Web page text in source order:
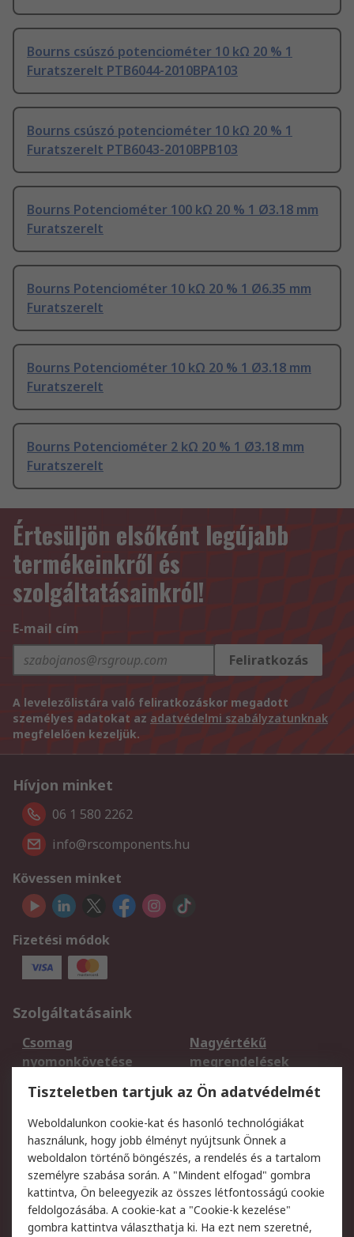
Bourns csúszó potenciométer 10 kΩ 20 % 1
Furatszerelt PTB6044-2010BPA103
Bourns csúszó potenciométer 10 kΩ 20 % 1
Furatszerelt PTB6043-2010BPB103
Bourns Potenciométer 100 kΩ 20 % 1 Ø3.18 mm
Furatszerelt
Bourns Potenciométer 10 kΩ 20 % 1 Ø6.35 mm
Furatszerelt
Bourns Potenciométer 10 kΩ 20 % 1 Ø3.18 mm
Furatszerelt
Bourns Potenciométer 2 kΩ 20 % 1 Ø3.18 mm
Furatszerelt
Értesüljön elsőként legújabb
termékeinkről és
szolgáltatásainkról!
E-mail cím
Feliratkozás
A levelezőlistára való feliratkozáskor megadott
személyes adatokat az adatvédelmi szabályzatunknak
megfelelően kezeljük.
Hívjon minket
06 1 580 2262
info@rscomponents.hu
Kövessen minket
Fizetési módok
Szolgáltatásaink
Csomag
nyomonkövetése
Nagyértékű
megrendelések
Regisztráció
Szállítás
Termékvisszaküldés
Szolgáltatások
Jogi
Adatvédelmi
szabályzat
Az RS értékesítési
feltételei
Tiszteletben tartjuk az Ön adatvédelmét
Weboldalunkon cookie-kat és hasonló technológiákat
használunk, hogy jobb élményt nyújtsunk Önnek a
weboldalon történő böngészés, a rendelés és a tartalom
személyre szabása során. A "Mindent elfogad" gombra
kattintva, Ön beleegyezik az összes létfontosságú cookie
feldolgozásába. A cookie-kat a "Cookie-k kezelése"
gombra kattintva választhatja ki. Ha ezt nem szeretné,